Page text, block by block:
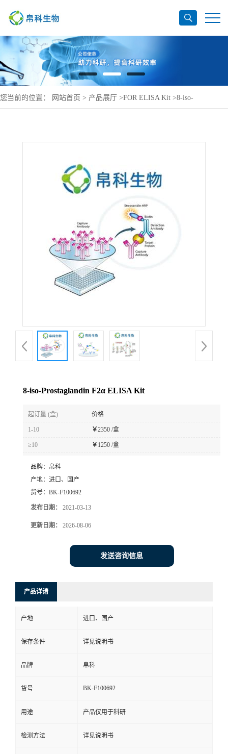
您当前的位置： 网站首页 > 产品展厅 >FOR ELISA Kit >8-iso-
8-iso-Prostaglandin F2α ELISA Kit
起订量 (盒) 价格
1-10 ￥2350 /盒
≥10 ￥ 1250 /盒
品牌： 帛科
产地： 进口、国产
货号： BK-F100692
发布日期： 2021-03-13
更新日期： 2026-08-06
发送咨询信息
产品详请
产地 进口、国产
保存条件 详见说明书
品牌 帛科
货号 BK-F100692
用途 产品仅用于科研
检测方法 详见说明书